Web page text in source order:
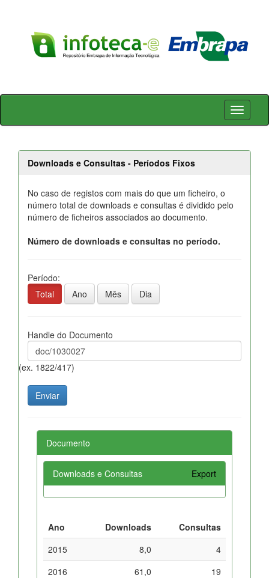
Skip
Downloads e Consultas - Períodos Fixos
No caso de registos com mais do que um ficheiro, o
número total de downloads e consultas é dividido pelo
número de ficheiros associados ao documento.
Número de downloads e consultas no período.
Período:
Total
Ano Mês Dia
Handle do Documento
(ex. 1822/417)
Documento
Downloads e Consultas Export
Ano Downloads
Consultas
2015
8,0
4
2016
61,0
19